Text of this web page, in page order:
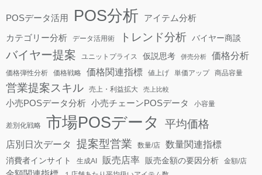
POSデータ活用 POS分析 アイテム分析
カテゴリー分析 データ活用術 トレンド分析 バイヤー商談
バイヤー提案 ユニットプライス 仮説思考 併売分析 価格分析
価格弾性分析 価格戦略 価格関連指標 値上げ 単価アップ 商品容量
営業提案スキル 売上・利益拡大 売上比較
小売POSデータ分析 小売チェーンPOSデータ 小容量
差別化戦略 市場POSデータ 平均価格
店別日次データ 提案型営業 数量/店 数量関連指標
消費者インサイト 生成AI 販売店率 販売金額の要因分析 金額/店